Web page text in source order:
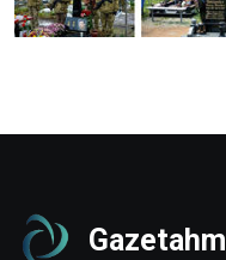
Gazetahm